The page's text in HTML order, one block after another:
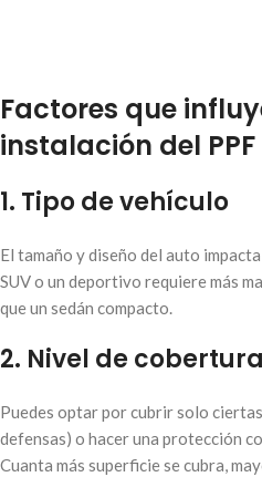
Factores que
instalación del PPF
1. Tipo de vehículo
El tamaño y diseño del auto
SUV o un deportivo requiere más
que un sedán compacto.
2. Nivel de cobertura
Puedes optar por cubrir solo
defensas) o hacer una protección
Cuanta más superficie se cubra,